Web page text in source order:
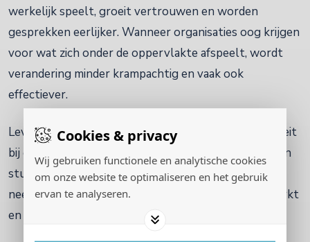
Cookies & privacy
Wij gebruiken functionele en analytische cookies
om onze website te optimaliseren en het gebruik
ervan te analyseren.
werkelijk speelt, groeit vertrouwen en worden
gesprekken eerlijker. Wanneer organisaties oog krijgen
voor wat zich onder de oppervlakte afspeelt, wordt
verandering minder krampachtig en vaak ook
effectiever.
Levenskunst brengt menselijkheid en professionaliteit
bij elkaar. Ze nodigt uit tot leiderschap dat niet alleen
stuurt op resultaat, maar ook verantwoordelijkheid
neemt voor de manier waarop gewerkt, samengewerkt
en besloten wordt.